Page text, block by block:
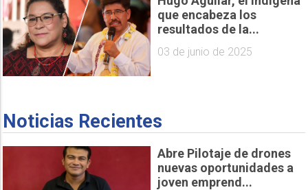
que encabeza los
resultados de la...
03 de junio de 2025
Noticias Recientes
Abre Pilotaje de drones
nuevas oportunidades a
joven emprend...